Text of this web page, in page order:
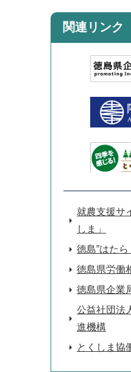
関連リンク
就農支援サ
しま」
徳島”はたら
徳島県労働
徳島県企業
公益社団法
進機構
とくしま協